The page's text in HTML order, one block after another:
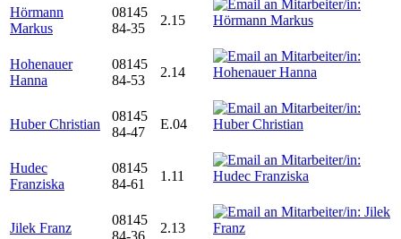
Hörmann
Markus
08145
84-35
2.15
Hohenauer
Hanna
08145
84-53
2.14
Huber Christian
08145
84-47
E.04
Hudec
Franziska
08145
84-61
1.11
Jilek Franz
08145
2.13